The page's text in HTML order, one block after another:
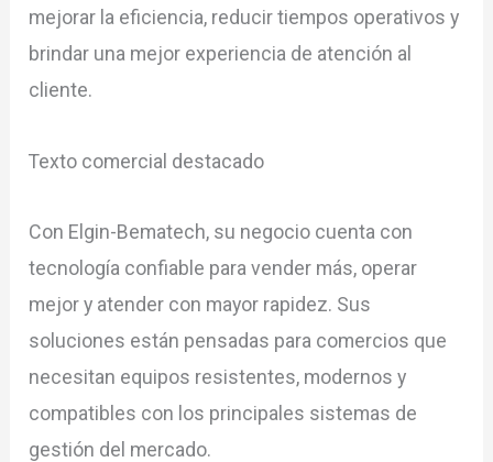
mejorar la eficiencia, reducir tiempos operativos y
brindar una mejor experiencia de atención al
cliente.
Texto comercial destacado
Con Elgin-Bematech, su negocio cuenta con
tecnología confiable para vender más, operar
mejor y atender con mayor rapidez. Sus
soluciones están pensadas para comercios que
necesitan equipos resistentes, modernos y
compatibles con los principales sistemas de
gestión del mercado.